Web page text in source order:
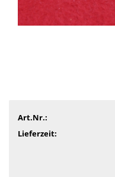
Art.Nr.:
Lieferzeit: